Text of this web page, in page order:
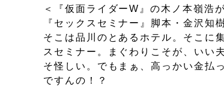
＜『仮面ライダーW』の木ノ本嶺
『セックスセミナー』脚本・金沢知
そこは品川のとあるホテル。そこに
スセミナー。まぐわりこそが、いい
そ怪しい。でもまぁ、高っかい金払
ですんの！？